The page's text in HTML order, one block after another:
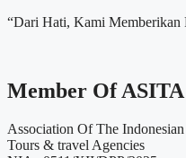
“Dari Hati, Kami Memberikan
Member Of ASITA
Association Of The Indonesian
Tours & travel Agencies